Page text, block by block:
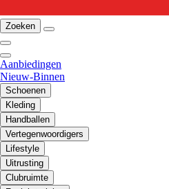
Zoeken
Aanbiedingen
Nieuw-Binnen
Schoenen
Kleding
Handballen
Vertegenwoordigers
Lifestyle
Uitrusting
Clubruimte